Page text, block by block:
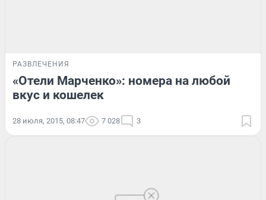
РАЗВЛЕЧЕНИЯ
«Отели Марченко»: номера на любой
вкус и кошелек
28 июля, 2015, 08:47 7 028 3